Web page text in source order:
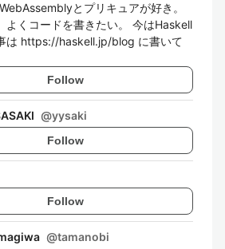
とプリキュアが好き。
よくコードを書きたい。 今はHaskell
は https://haskell.jp/blog に書いて
Follow
@yysaki
Follow
Follow
@tamanobi